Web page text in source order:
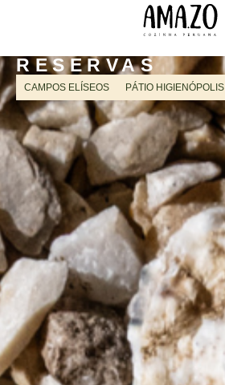
RESERVAS
CAMPOS ELÍSEOS PÁTIO HIGIENÓPOLIS